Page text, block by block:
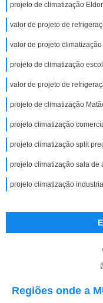
projeto de climatização
valor de projeto de
valor de projeto
projeto de climatização
valor de projeto de
projeto de climatização
projeto climatização
projeto climatização split
projeto climatização sala de
projeto climatização
Regiões onde a